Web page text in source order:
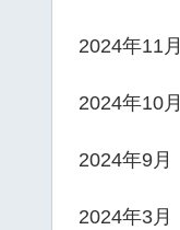
2024年11月
2024年10月
2024年9月
2024年3月